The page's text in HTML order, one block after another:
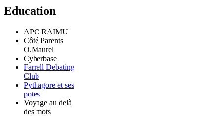
Education
APC RAIMU
Côté Parents
O.Maurel
Cyberbase
Farrell Debating
Club
Pythagore et ses
potes
Voyage au delà
des mots